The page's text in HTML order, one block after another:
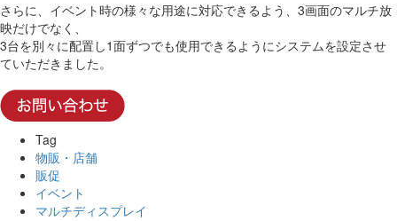
さらに、イベント時の様々な用途に対応できるよう、3画面のマルチ放
映だけでなく、
3台を別々に配置し1面ずつでも使用できるようにシステムを設定させ
ていただきました。
Tag
物販・店舗
販促
イベント
マルチディスプレイ